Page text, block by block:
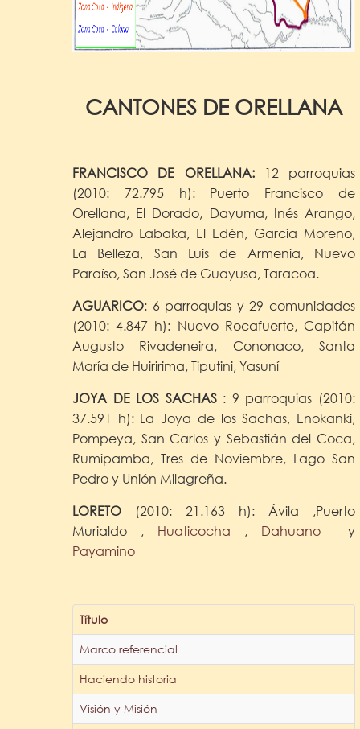
CANTONES DE ORELLANA
FRANCISCO DE ORELLANA:12 parroquias
(2010: 72.795 h): Puerto Francisco de
Orellana, El Dorado, Dayuma, Inés Arango,
Alejandro Labaka, El Edén, García Moreno,
La Belleza, San Luis de Armenia, Nuevo
Paraíso, San José de Guayusa, Taracoa.
AGUARICO: 6 parroquias y 29 comunidades
(2010: 4.847 h): Nuevo Rocafuerte, Capitán
Augusto Rivadeneira, Cononaco, Santa
María de Huiririma, Tiputini, Yasuní
JOYA DE LOS SACHAS: 9 parroquias (2010:
37.591 h): La Joya de los Sachas, Enokanki,
Pompeya, San Carlos y Sebastián del Coca,
Rumipamba, Tres de Noviembre, Lago San
Pedro y Unión Milagreña.
LORETO (2010: 21.163 h): Ávila ,Puerto
Murialdo , Huaticocha , Dahuano
y
Payamino
Título
Marco referencial
Haciendo historia
Visión y Misión